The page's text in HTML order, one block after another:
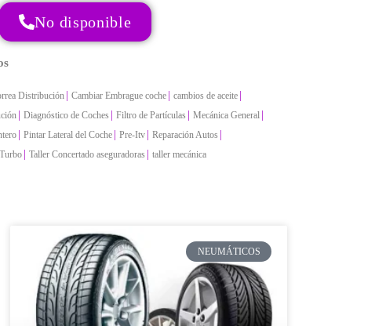
No disponible
Distribución Cambiar Embrague coche cambios de aceite
Diagnóstico de Coches Filtro de Partículas Mecánica General
Pintar Lateral del Coche Pre-Itv Reparación Autos
Taller Concertado aseguradoras taller mecánica
NEUMÁTICOS